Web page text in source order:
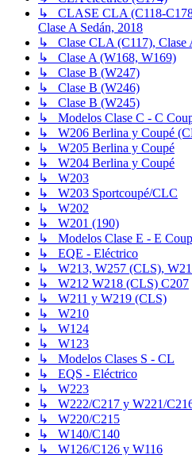
↳ CLASE CLA (C118-
Clase A Sedán, 2018
↳ Clase CLA (C117), Clase
↳ Clase A (W168, W169)
↳ Clase B (W247)
↳ Clase B (W246)
↳ Clase B (W245)
↳ Modelos Clase C - C
↳ W206 Berlina y Coupé
↳ W205 Berlina y Coupé
↳ W204 Berlina y Coupé
↳ W203
↳ W203 Sportcoupé/CLC
↳ W202
↳ W201 (190)
↳ Modelos Clase E - E
↳ EQE - Eléctrico
↳ W213, W257 (CLS),
↳ W212 W218 (CLS) C207
↳ W211 y W219 (CLS)
↳ W210
↳ W124
↳ W123
↳ Modelos Clases S - CL
↳ EQS - Eléctrico
↳ W223
↳ W222/C217 y W221/
↳ W220/C215
↳ W140/C140
↳ W126/C126 y W116